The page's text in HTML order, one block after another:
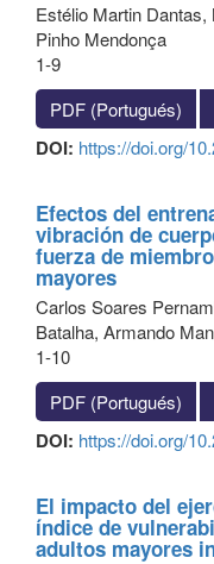
Estélio Martin
Pinho Mendonça
1-9
PDF (Portugués)
DOI: https://doi.org/
Efectos del
vibración de
fuerza de
mayores
Carlos Soares
Batalha, Armando
1-10
PDF (Portugués)
DOI: https://doi.org/
El impacto del
índice de
adultos mayores